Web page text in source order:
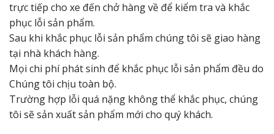
trực tiếp cho xe đến chở hàng về để kiểm tra và khắc
phục lỗi sản phẩm.
Sau khi khắc phục lỗi sản phẩm chúng tôi sẽ giao hàng
tại nhà khách hàng.
Mọi chi phí phát sinh để khắc phục lỗi sản phẩm đều do
Chúng tôi chịu toàn bộ.
Trường hợp lỗi quá nặng không thể khắc phục, chúng
tôi sẽ sản xuất sản phẩm mới cho quý khách.